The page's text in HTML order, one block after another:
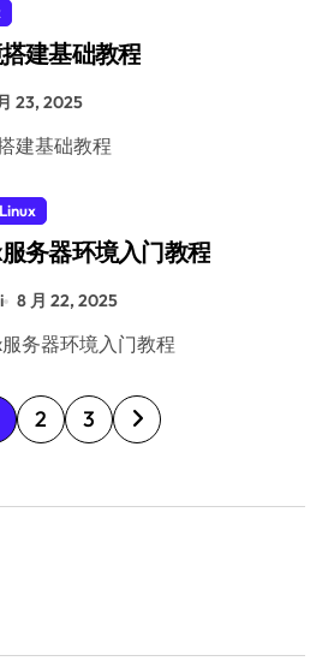
建基础教程
23, 2025
建基础教程
Linux
务器环境入门教程
8 月 22, 2025
服务器环境入门教程
2 3